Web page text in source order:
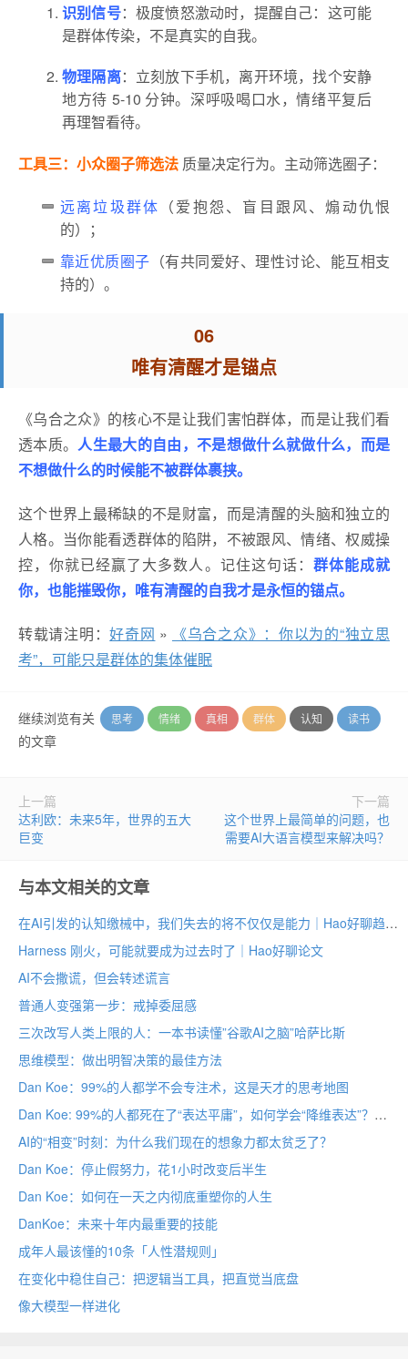
识别信号：极度愤怒激动时，提醒自己：这可能
是群体传染，不是真实的自我。
物理隔离：立刻放下手机，离开环境，找个安静
地方待 5-10 分钟。深呼吸喝口水，情绪平复后
再理智看待。
工具三：小众圈子筛选法 质量决定行为。主动筛选圈子：
远离垃圾群体 （爱抱怨、盲目跟风、煽动仇恨
的）；
靠近优质圈子 （有共同爱好、理性讨论、能互相支
持的）。
06
唯有清醒才是锚点
《乌合之众》的核心不是让我们害怕群体，而是让我们看
透本质。人生最大的自由，不是想做什么就做什么，而是
不想做什么的时候能不被群体裹挟。
这个世界上最稀缺的不是财富，而是清醒的头脑和独立的
人格。当你能看透群体的陷阱，不被跟风、情绪、权威操
控，你就已经赢了大多数人。记住这句话： 群体能成就
你，也能摧毁你，唯有清醒的自我才是永恒的锚点。
转载请注明：好奇网 »
《乌合之众》：你以为的“独立思
考”，可能只是群体的集体催眠
继续浏览有关 思考 情绪 真相 群体 认知 读书
的文章
上一篇
达利欧：未来5年，世界的五大
巨变
下一篇
这个世界上最简单的问题，也
需要AI大语言模型来解决吗？
与本文相关的文章
在AI引发的认知缴械中，我们失去的将不仅仅是能力｜Hao好聊趋势
Harness 刚火，可能就要成为过去时了｜Hao好聊论文
AI不会撒谎，但会转述谎言
普通人变强第一步：戒掉委屈感
三次改写人类上限的人：一本书读懂”谷歌AI之脑”哈萨比斯
思维模型：做出明智决策的最佳方法
Dan Koe：99%的人都学不会专注术，这是天才的思考地图
Dan Koe: 99%的人都死在了“表达平庸”，如何学会“降维表达”？
AI的“相变”时刻：为什么我们现在的想象力都太贫乏了？
Dan Koe：停止假努力，花1小时改变后半生
Dan Koe：如何在一天之内彻底重塑你的人生
DanKoe：未来十年内最重要的技能
成年人最该懂的10条「人性潜规则」
在变化中稳住自己：把逻辑当工具，把直觉当底盘
像大模型一样进化